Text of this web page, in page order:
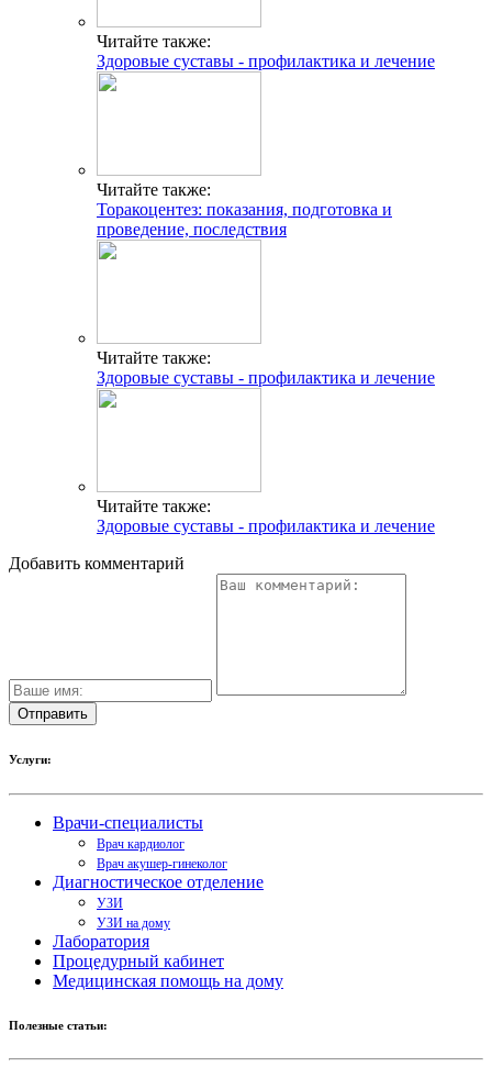
Читайте также:
Здоровые суставы - профилактика и лечение
Читайте также:
Торакоцентез: показания, подготовка и
проведение, последствия
Читайте также:
Здоровые суставы - профилактика и лечение
Читайте также:
Здоровые суставы - профилактика и лечение
Добавить комментарий
Услуги:
Врачи-специалисты
Врач кардиолог
Врач акушер-гинеколог
Диагностическое отделение
УЗИ
УЗИ на дому
Лаборатория
Процедурный кабинет
Медицинская помощь на дому
Полезные статьи: